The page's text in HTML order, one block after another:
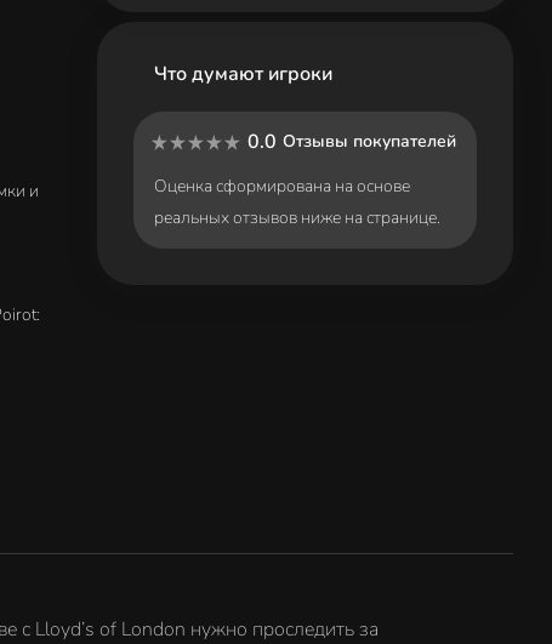
и
Что думают игроки
0.0 Отзывы покупателей
Оценка сформирована на основе
реальных отзывов ниже на странице.
с Lloyd’s of London нужно проследить за